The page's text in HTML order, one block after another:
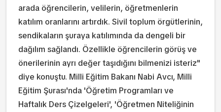
arada öğrencilerin, velilerin, öğretmenlerin
katılım oranlarını artırdık. Sivil toplum örgütlerinin,
sendikaların şuraya katılımında da dengeli bir
dağılım sağlandı. Özellikle öğrencilerin görüş ve
önerilerinin ayrı değer taşıdığını bilmenizi isteriz"
diye konuştu. Milli Eğitim Bakanı Nabi Avcı, Milli
Eğitim Şurası'nda 'Öğretim Programları ve
Haftalık Ders Çizelgeleri', 'Öğretmen Niteliğinin